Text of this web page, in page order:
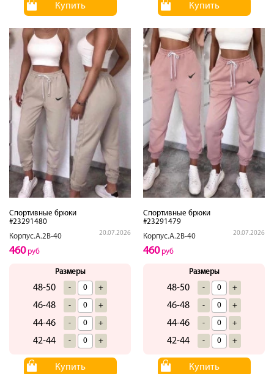
Купить Купить
Спортивные брюки
#23291480
Корпус.А.2В-40
20.07.2026
460руб
Размеры
48-50 - +
46-48 - +
44-46 - +
42-44 - +
Купить
Спортивные брюки
#23291479
Корпус.А.2В-40
20.07.2026
460руб
Размеры
48-50 - +
46-48 - +
44-46 - +
42-44 - +
Купить